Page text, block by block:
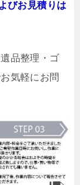
びお見積りは
品整理・ゴ
気軽にお問